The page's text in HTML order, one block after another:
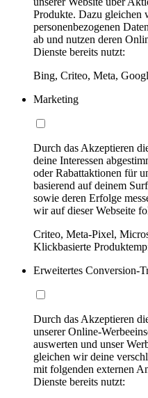
Produkte. Dazu gleichen
personenbezogenen
ab und nutzen deren
Dienste bereits nutzt:
Bing, Criteo, Meta,
Marketing
Durch das Akzeptieren
deine Interessen
oder Rabattaktionen für
basierend auf deinem
sowie deren Erfolge
wir auf dieser Webseite
Criteo, Meta-Pixel,
Klickbasierte
Erweitertes Conversion-
Durch das Akzeptieren
unserer Online-
auswerten und unser
gleichen wir deine
mit folgenden externen
Dienste bereits nutzt: